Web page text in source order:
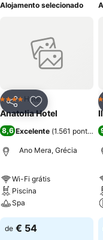
Alojamento selecionado
PartilharAdicionar aos
4 EstrelasHotel
Anatolia Hotel
8,6 Excelente (1.561
Ano Mera, Grécia
Wi-Fi grátis
Piscina
Spa
de € 54